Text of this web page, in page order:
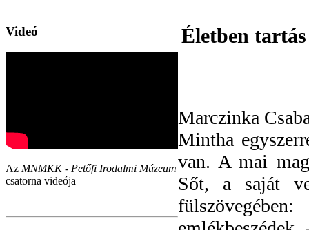
Videó
Az MNMKK - Petőfi Irodalmi Múzeum
csatorna videója
Életben
Marczinka
Mintha
van. A mai
Sőt, a saját